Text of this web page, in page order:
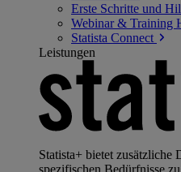
Erste Schritte und
Webinar & Training
Statista Connect
Leistungen
Statista+ bietet zusätzliche
spezifischen Bedürfnisse